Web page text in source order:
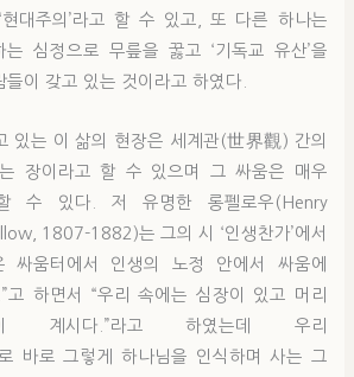
현대주의’라고 할 수 있고, 또 다른 하나는
는 심정으로 무릎을 꿇고 ‘기독교 유산’을
이 갖고 있는 것이라고 하였다.
있는 이 삶의 현장은 세계관(世界觀) 간의
장이라고 할 수 있으며 그 싸움은 매우
수 있다. 저 유명한 롱펠로우(Henry
1807-1882)는 그의 시 ‘인생찬가’에서
싸움터에서 인생의 노정 안에서 싸움에
고 하면서 “우리 속에는 심장이 있고 머리
계시다.”라고 하였는데 우리
바로 그렇게 하나님을 인식하며 사는 그